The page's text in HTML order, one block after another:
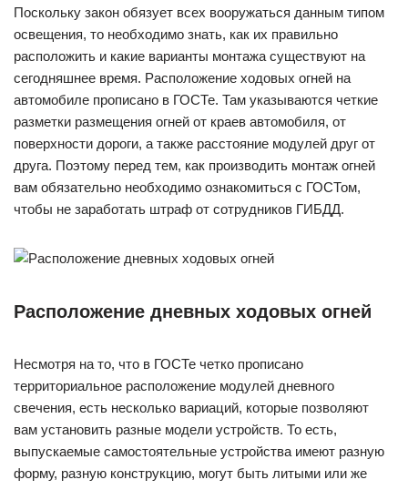
Поскольку закон обязует всех вооружаться данным типом
освещения, то необходимо знать, как их правильно
расположить и какие варианты монтажа существуют на
сегодняшнее время. Расположение ходовых огней на
автомобиле прописано в ГОСТе. Там указываются четкие
разметки размещения огней от краев автомобиля, от
поверхности дороги, а также расстояние модулей друг от
друга. Поэтому перед тем, как производить монтаж огней
вам обязательно необходимо ознакомиться с ГОСТом,
чтобы не заработать штраф от сотрудников ГИБДД.
Расположение дневных ходовых огней
Несмотря на то, что в ГОСТе четко прописано
территориальное расположение модулей дневного
свечения, есть несколько вариаций, которые позволяют
вам установить разные модели устройств. То есть,
выпускаемые самостоятельные устройства имеют разную
форму, разную конструкцию, могут быть литыми или же